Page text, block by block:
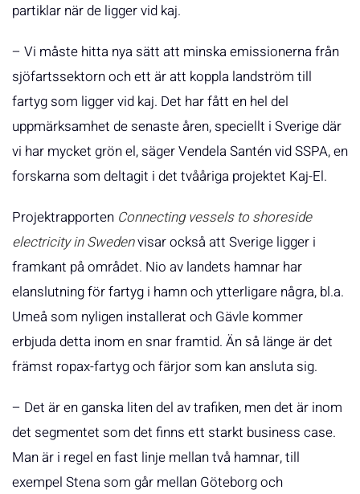
partiklar när de ligger vid kaj.
– Vi måste hitta nya sätt att minska emissionerna från
sjöfartssektorn och ett är att koppla landström till
fartyg som ligger vid kaj. Det har fått en hel del
uppmärksamhet de senaste åren, speciellt i Sverige där
vi har mycket grön el, säger Vendela Santén vid SSPA, en
forskarna som deltagit i det tvååriga projektet Kaj-El.
Projektrapporten Connecting vessels to shoreside
electricity in Swedenvisar också att Sverige ligger i
framkant på området. Nio av landets hamnar har
elanslutning för fartyg i hamn och ytterligare några, bl.a.
Umeå som nyligen installerat och Gävle kommer
erbjuda detta inom en snar framtid. Än så länge är det
främst ropax-fartyg och färjor som kan ansluta sig.
– Det är en ganska liten del av trafiken, men det är inom
det segmentet som det finns ett starkt business case.
Man är i regel en fast linje mellan två hamnar, till
exempel Stena som går mellan Göteborg och